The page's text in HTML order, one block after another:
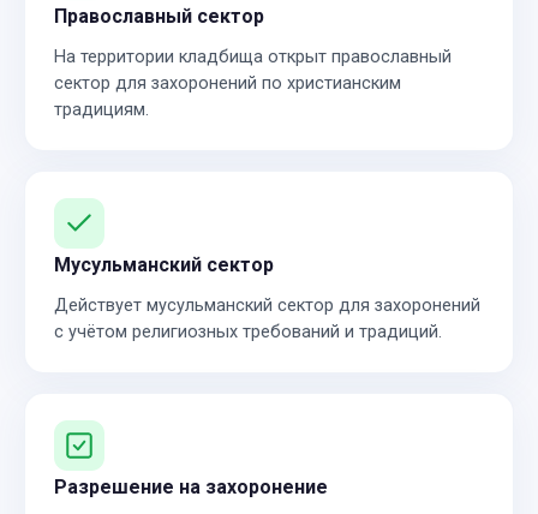
Православный сектор
На территории кладбища открыт православный
сектор для захоронений по христианским
традициям.
Мусульманский сектор
Действует мусульманский сектор для захоронений
с учётом религиозных требований и традиций.
Разрешение на захоронение